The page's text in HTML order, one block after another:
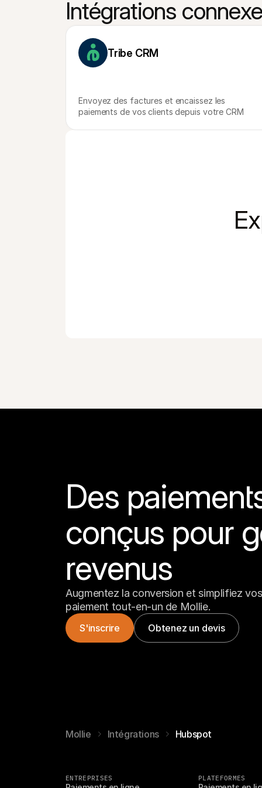
Intégrations
Tribe CRM
Envoyez des factures et encaissez les
paiements de vos clients depuis votre CRM
Des
conçus pour
revenus
Augmentez la conversion et simplifiez
paiement tout-en-un de Mollie.
S'inscrire Obtenez un devis
Mollie Intégrations Hubspot
ENTREPRISES PLATEFORMES